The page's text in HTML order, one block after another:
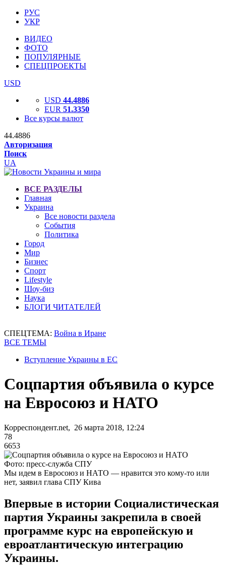
РУС
УКР
ВИДЕО
ФОТО
ПОПУЛЯРНЫЕ
СПЕЦПРОЕКТЫ
USD
USD 44.4886
EUR 51.3350
Все курсы валют
44.4886
Авторизация
Поиск
UA
ВСЕ РАЗДЕЛЫ
Главная
Украина
Все новости раздела
События
Политика
Город
Мир
Бизнес
Спорт
Lifestyle
Шоу-биз
Наука
БЛОГИ ЧИТАТЕЛЕЙ
СПЕЦТЕМА: Война в Иране
ВСЕ ТЕМЫ
Вступление Украины в ЕС
Соцпартия объявила о курсе
на Евросоюз и НАТО
Корреспондент.net, 26 марта 2018, 12:24
78
6653
Фото: пресс-служба СПУ
Мы идем в Евросоюз и НАТО — нравится это кому-то или
нет, заявил глава СПУ Кива
Впервые в истории Социалистическая
партия Украины закрепила в своей
программе курс на европейскую и
евроатлантическую интеграцию
Украины.